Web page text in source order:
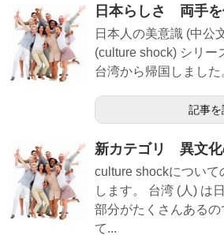
日本らしさ 両手を
日本人の美意識 (中公
(culture shock) シリー
台湾から帰国しました
記事を
新カテゴリ 異文化
culture shockについて
します。 台湾 (人) は
部分がたくさんある
て...